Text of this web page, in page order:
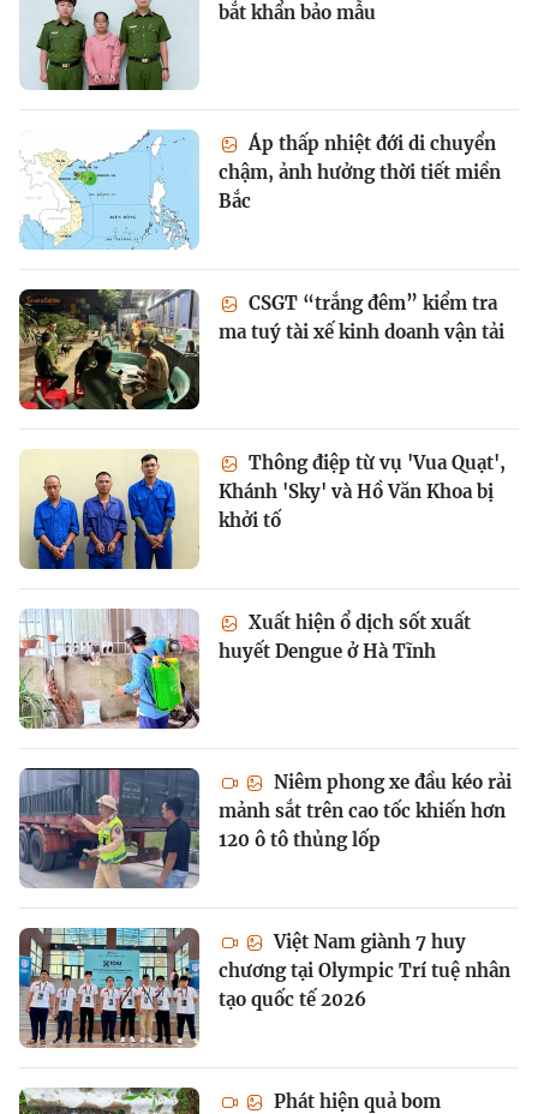
bắt khẩn bảo mẫu
Áp thấp nhiệt đới di chuyển
chậm, ảnh hưởng thời tiết miền
Bắc
CSGT “trắng đêm” kiểm tra
ma tuý tài xế kinh doanh vận tải
Thông điệp từ vụ 'Vua Quạt',
Khánh 'Sky' và Hồ Văn Khoa bị
khởi tố
Xuất hiện ổ dịch sốt xuất
huyết Dengue ở Hà Tĩnh
Niêm phong xe đầu kéo rải
mảnh sắt trên cao tốc khiến hơn
120 ô tô thủng lốp
Việt Nam giành 7 huy
chương tại Olympic Trí tuệ nhân
tạo quốc tế 2026
Phát hiện quả bom